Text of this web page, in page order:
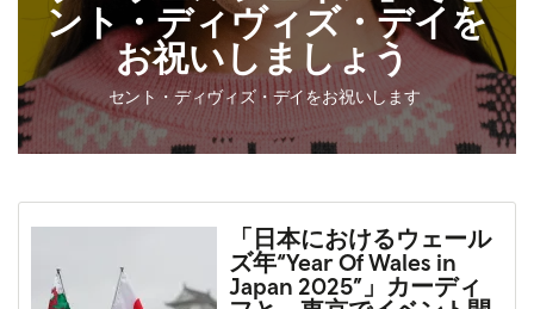
ント・ディヴィズ・デイを
お祝いしましょう
セント・ディヴィズ・デイをお祝いします
「日本におけるウェール
ズ年“Year Of Wales in
Japan 2025”」カーディ